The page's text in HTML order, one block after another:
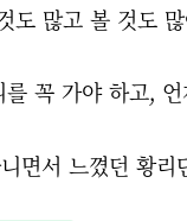
도 많고 볼 것도
꼭 가야 하고,
면서 느꼈던 황